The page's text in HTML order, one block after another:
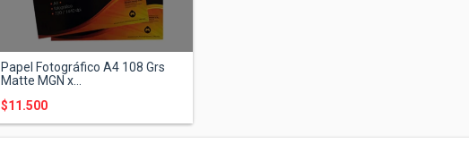
Papel Fotográfico A4 108 Grs
Matte MGN x...
$11.500